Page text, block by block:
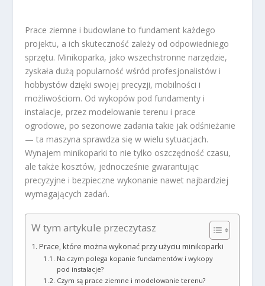
Prace ziemne i budowlane to fundament każdego
projektu, a ich skuteczność zależy od odpowiedniego
sprzętu. Minikoparka, jako wszechstronne narzędzie,
zyskała dużą popularność wśród profesjonalistów i
hobbystów dzięki swojej precyzji, mobilności i
możliwościom. Od wykopów pod fundamenty i
instalacje, przez modelowanie terenu i prace
ogrodowe, po sezonowe zadania takie jak odśnieżanie
— ta maszyna sprawdza się w wielu sytuacjach.
Wynajem minikoparki to nie tylko oszczędność czasu,
ale także kosztów, jednocześnie gwarantując
precyzyjne i bezpieczne wykonanie nawet najbardziej
wymagających zadań.
W tym artykule przeczytasz
Prace, które można wykonać przy użyciu minikoparki
Na czym polega kopanie fundamentów i wykopy
pod instalacje?
Czym są prace ziemne i modelowanie terenu?